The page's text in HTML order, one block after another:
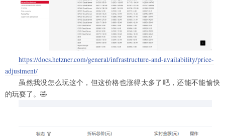
https://docs.hetzner.com/general/infrastructure-and-availability/price-
adjustment/
虽然我没怎么玩这个，但这价格也涨得太多了吧，还能不能愉快
的玩耍了。🤣